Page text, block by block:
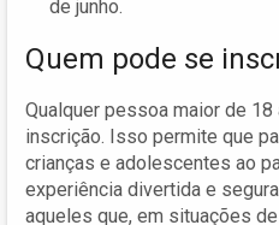
de junho.
Quem pode se
Qualquer pessoa maior de
inscrição. Isso permite que
crianças e adolescentes ao
experiência divertida e
aqueles que, em situações